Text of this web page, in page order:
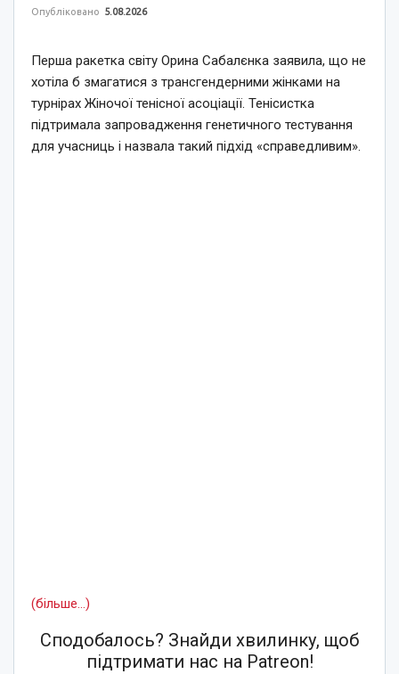
Опубліковано 5.08.2026
Перша ракетка світу Орина Сабалєнка заявила, що не
хотіла б змагатися з трансгендерними жінками на
турнірах Жіночої тенісної асоціації. Тенісистка
підтримала запровадження генетичного тестування
для учасниць і назвала такий підхід «справедливим».
(більше…)
Сподобалось? Знайди хвилинку, щоб
підтримати нас на Patreon!